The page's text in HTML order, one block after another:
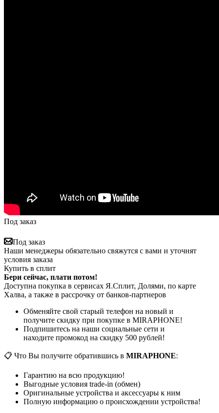
Под заказ
Под заказ
Наши менеджеры обязательно свяжутся с вами и уточнят
условия заказа
Купить в сплит
Бери сейчас, плати потом!
Доступна покупка в сервисах Я.Сплит, Долями, по карте
Халва, а также в рассрочку от банков-партнеров
Обменяйте свой старый телефон на новый и
получите скидку при покупке в MIRAPHONE!
Подпишитесь на наши социальные сети и
находите промокод на скидку 500 рублей!
📋 Что Вы получите обратившись в MIRAPHONE:
Гарантию на всю продукцию!
Выгодные условия trade-in (обмен)
Оригинальные устройства и аксессуары к ним
Полную информацию о происхождении устройства!